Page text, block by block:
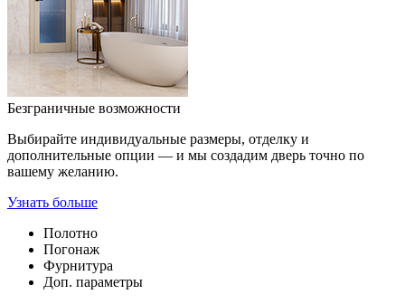
Безграничные возможности
Выбирайте индивидуальные размеры, отделку и
дополнительные опции — и мы создадим дверь точно по
вашему желанию.
Узнать больше
Полотно
Погонаж
Фурнитура
Доп. параметры